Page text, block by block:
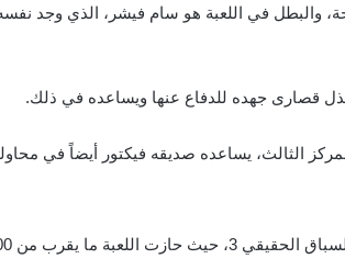
والبطل في اللعبة هو سام فيشر، الذي وجد
قصارى جهده للدفاع عنها ويساعده في ذلك.
الثالث، يساعده صديقه فيكتور أيضاً في محاولة